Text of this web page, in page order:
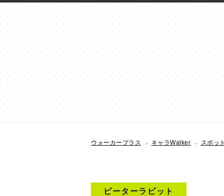
ウォーカープラス キャラWalker スポッ
ピーターラビット